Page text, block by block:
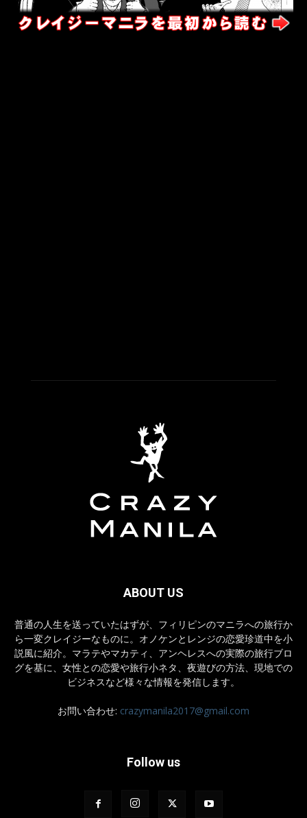
ABOUT US
普通の人生を送っていたはずが、フィリピンのマニラへの旅行か
ら一変クレイジーなものに。オノケンとレンジの恋愛珍道中を小
説風に紹介。マラテやマカティ、アンヘレスへの実際の旅行ブロ
グを基に、女性との恋愛や旅行小ネタ、夜遊びの方法、現地での
ビジネスなど様々な情報を発信します。
お問い合わせ: crazymanila2017@gmail.com
Follow us